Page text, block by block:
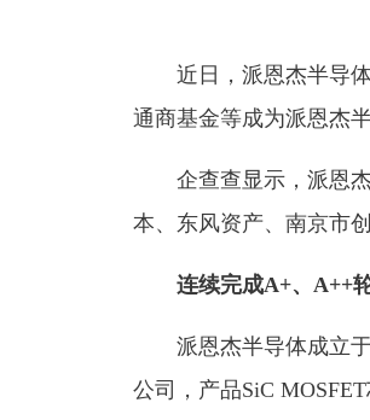
近日，派恩杰半导体(
通商基金等成为派恩杰
企查查显示，派恩杰
本、东风资产、南京市
连续完成A+、A++
派恩杰半导体成立于
公司，产品SiC